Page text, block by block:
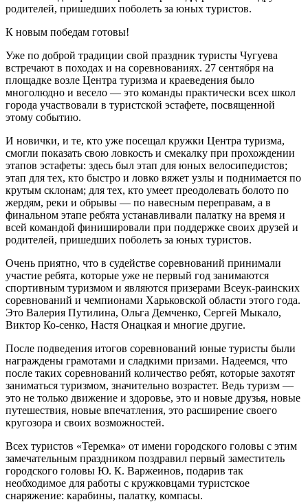
родителей, пришедших поболеть за юных туристов.
К новым победам готовы!
Уже по доброй традиции свой праздник туристы Чугуева
встречают в походах и на соревнованиях. 27 сентября на
площадке возле Центра туризма и краеведения было
многолюдно и весело — это команды практически всех школ
города участвовали в туристской эстафете, посвященной
этому событию.
И новички, и те, кто уже посещал кружки Центра туризма,
смогли показать свою ловкость и смекалку при прохождении
этапов эстафеты: здесь был этап для юных велосипедистов;
этап для тех, кто быстро и ловко вяжет узлы и поднимается по
крутым склонам; для тех, кто умеет преодолевать болото по
жердям, реки и обрывы — по навесным переправам, а в
финальном этапе ребята устанавливали палатку на время и
всей командой финишировали при поддержке своих друзей и
родителей, пришедших поболеть за юных туристов.
Очень приятно, что в судействе соревнований принимали
участие ребята, которые уже не первый год занимаются
спортивным туризмом и являются призерами Всеук-раинских
соревнований и чемпионами Харьковской области этого года.
Это Валерия Путилина, Ольга Демченко, Сергей Мыкало,
Виктор Ко-сенко, Настя Онацкая и многие другие.
После подведения итогов соревнований юные туристы были
награждены грамотами и сладкими призами. Надеемся, что
после таких соревнований количество ребят, которые захотят
заниматься туризмом, значительно возрастет. Ведь туризм —
это не только движение и здоровье, это и новые друзья, новые
путешествия, новые впечатления, это расширение своего
кругозора и своих возможностей.
Всех туристов «Теремка» от имени городского головы с этим
замечательным праздником поздравил первый заместитель
городского головы Ю. К. Варжеинов, подарив так
необходимое для работы с кружковцами туристское
снаряжение: карабины, палатку, компасы.